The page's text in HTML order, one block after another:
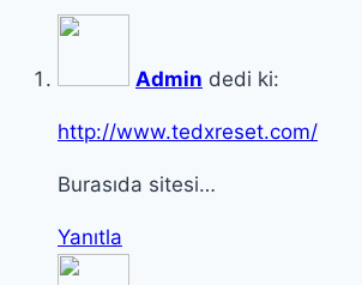
Admin dedi ki:
http://www.tedxreset.com/
Burasıda sitesi…
Yanıtla